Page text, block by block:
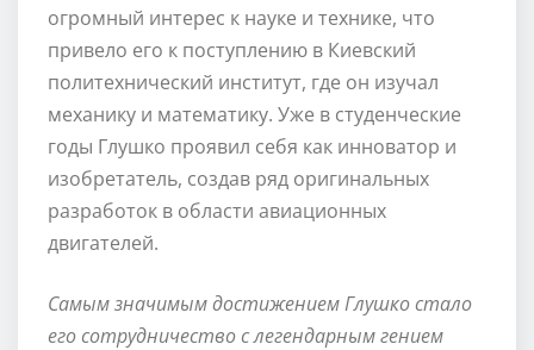
огромный интерес к науке и технике, что
привело его к поступлению в Киевский
политехнический институт, где он изучал
механику и математику. Уже в студенческие
годы Глушко проявил себя как инноватор и
изобретатель, создав ряд оригинальных
разработок в области авиационных
двигателей.
Самым значимым достижением Глушко стало
его сотрудничество с легендарным гением